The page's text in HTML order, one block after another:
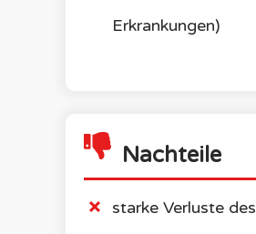
Erkrankungen)
Nachteile
starke Verluste des